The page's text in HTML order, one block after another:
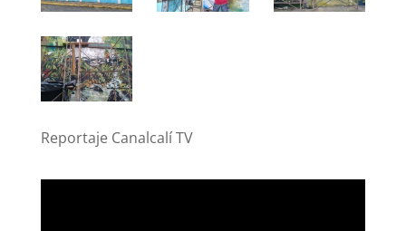
Reportaje Canalcalí TV